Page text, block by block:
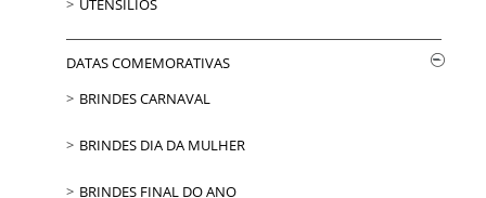
DATAS COMEMORATIVAS
BRINDES CARNAVAL
BRINDES DIA DA MULHER
BRINDES FINAL DO ANO